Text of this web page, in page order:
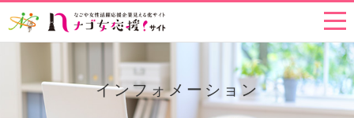
インフォメーション